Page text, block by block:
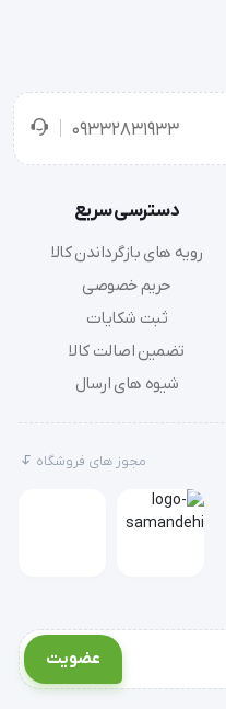
09332831933
دسترسی سریع
رویه های بازگرداندن کالا
حریم خصوصی
ثبت شکایات
تضمین اصالت کالا
شیوه های ارسال
مجوز های فروشگاه
عضویت